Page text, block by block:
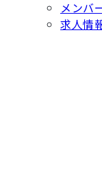
メンバ
求人情